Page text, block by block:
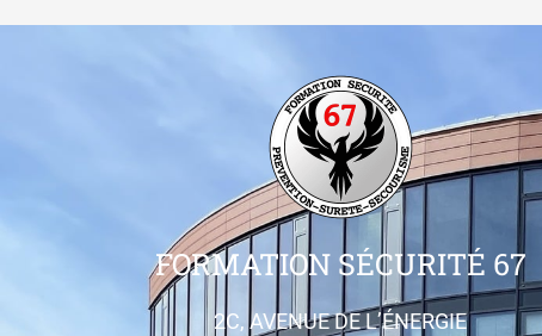
FORMATION SÉCURITÉ 67
2C, AVENUE DE L’ÉNERGIE